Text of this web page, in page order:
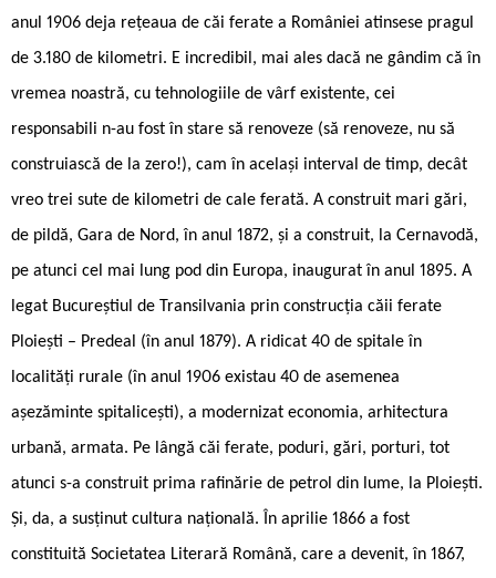
anul 1906 deja rețeaua de căi ferate a României atinsese pragul
de 3.180 de kilometri. E incredibil, mai ales dacă ne gândim că în
vremea noastră, cu tehnologiile de vârf existente, cei
responsabili n-au fost în stare să renoveze (să renoveze, nu să
construiască de la zero!), cam în același interval de timp, decât
vreo trei sute de kilometri de cale ferată. A construit mari gări,
de pildă, Gara de Nord, în anul 1872, și a construit, la Cernavodă,
pe atunci cel mai lung pod din Europa, inaugurat în anul 1895. A
legat Bucureștiul de Transilvania prin construcția căii ferate
Ploiești – Predeal (în anul 1879). A ridicat 40 de spitale în
localități rurale (în anul 1906 existau 40 de asemenea
așezăminte spitalicești), a modernizat economia, arhitectura
urbană, armata. Pe lângă căi ferate, poduri, gări, porturi, tot
atunci s-a construit prima rafinărie de petrol din lume, la Ploiești.
Și, da, a susținut cultura națională. În aprilie 1866 a fost
constituită Societatea Literară Română, care a devenit, în 1867,